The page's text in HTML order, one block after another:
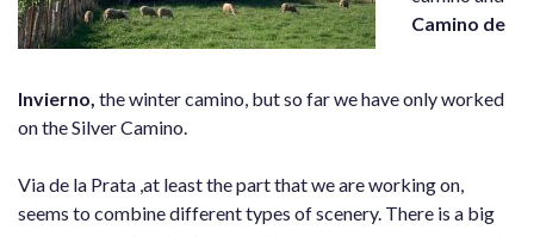
Camino de
Invierno, the winter camino, but so far we have only worked
on the Silver Camino.
Via de la Prata ,at least the part that we are working on,
seems to combine different types of scenery. There is a big